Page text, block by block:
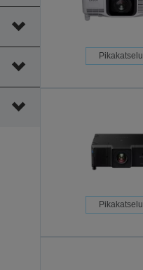
Pikakatselu
Pikakatselu